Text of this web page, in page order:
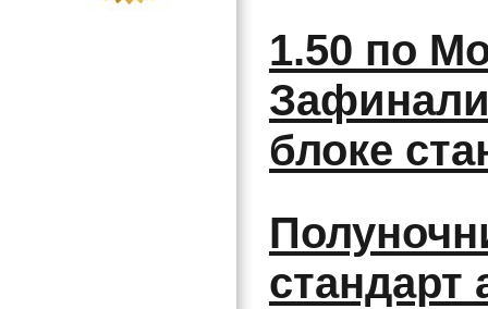
1.50 по
блоке
стандарт